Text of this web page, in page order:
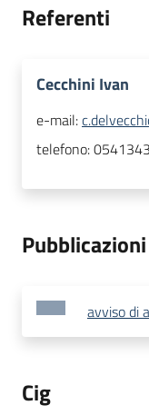
Referenti
Cecchini Ivan
e-mail:
telefono:
Pubblicazioni
avviso di
Cig